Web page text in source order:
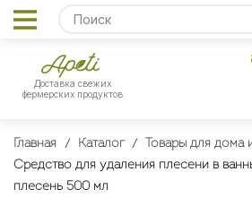
Доставка свежих
фермерских продуктов
Главная Каталог
Товары для дома
Средство для удаления плесени в
плесень 500 мл